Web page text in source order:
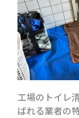
工場のトイレ
ばれる業者の